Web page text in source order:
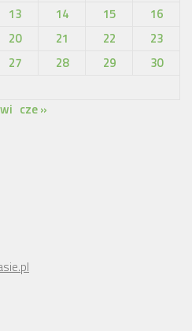
13 14 15
16
20 21 22
23
27 28 29
30
cze »